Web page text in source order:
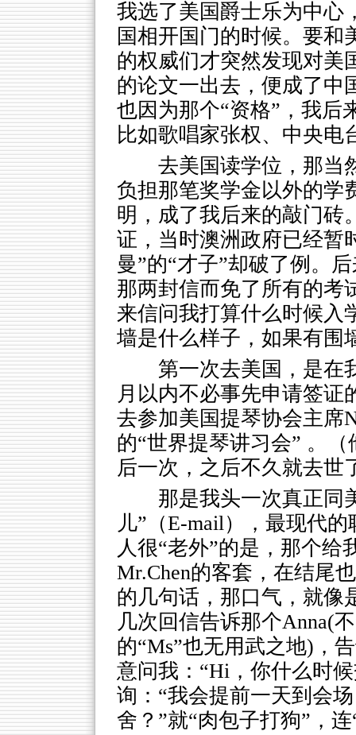
我选了美国爵士乐为中心
国相开国门的时候。要和
的权威们才突然发现对美
的论文一出去，便成了中
也因为那个“资格”，我后
比如歌唱家张权、中央电
去美国读学位，那当
负担那笔奖学金以外的学
明，成了我后来的敲门砖
证，当时澳洲政府已经暂
曼”的“才子”却破了例。
那两封信而免了所有的考
来信问我打算什么时候入
墙是什么样子，如果有围
第一次去美国，是在
月以内不必事先申请签证
去参加美国提琴协会主席
的“世界提琴讲习会” 。
后一次，之后不久就去世
那是我头一次真正同
儿”（E-mail），最现代
人很“老外”的是，那个给
Mr.Chen的客套，在结尾
的几句话，那口气，就像
几次回信告诉那个Anna(
的“Ms”也无用武之地)，
意问我：“Hi，你什么时
询：“我会提前一天到会
舍？”就“肉包子打狗”，